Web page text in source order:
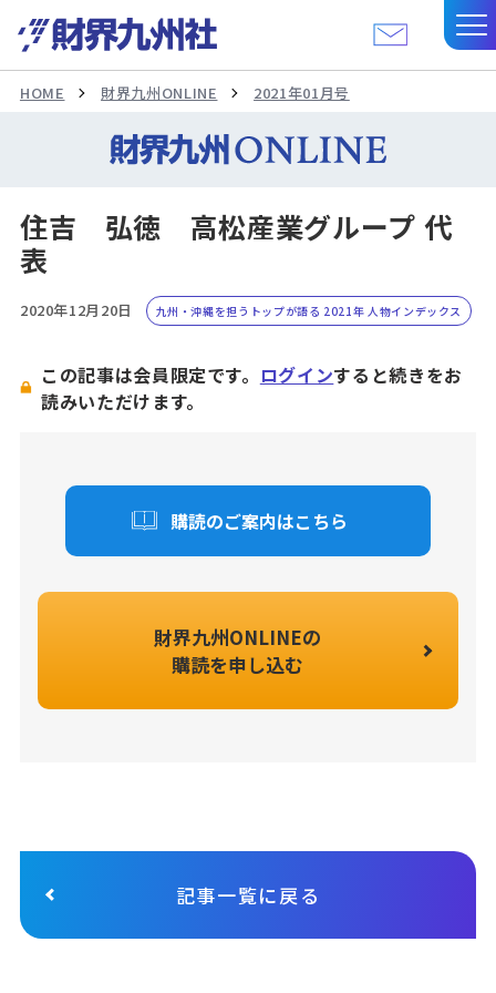
HOME 財界九州ONLINE 2021年01月号
住吉 弘徳 高松産業グループ 代
表
2020年12月20日 九州・沖縄を担うトップが語る 2021年 人物インデックス
この記事は会員限定です。 ログインすると続きをお
読みいただけます。
購読のご案内はこちら
財界九州ONLINEの
購読を申し込む
記事一覧に戻る